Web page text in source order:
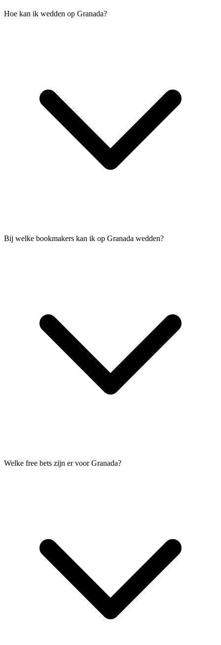
Hoe kan ik wedden op Granada?
Bij welke bookmakers kan ik op Granada wedden?
Welke free bets zijn er voor Granada?